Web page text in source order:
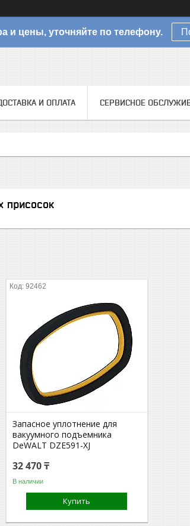
и цены, уточняйте по телефону.
И ОПЛАТА СЕРВИСНОЕ
присосок
92462
Запасное уплотнение для
вакуумного подъемника
DeWALT DZE591-XJ
32 470 ₸
В наличии
Купить